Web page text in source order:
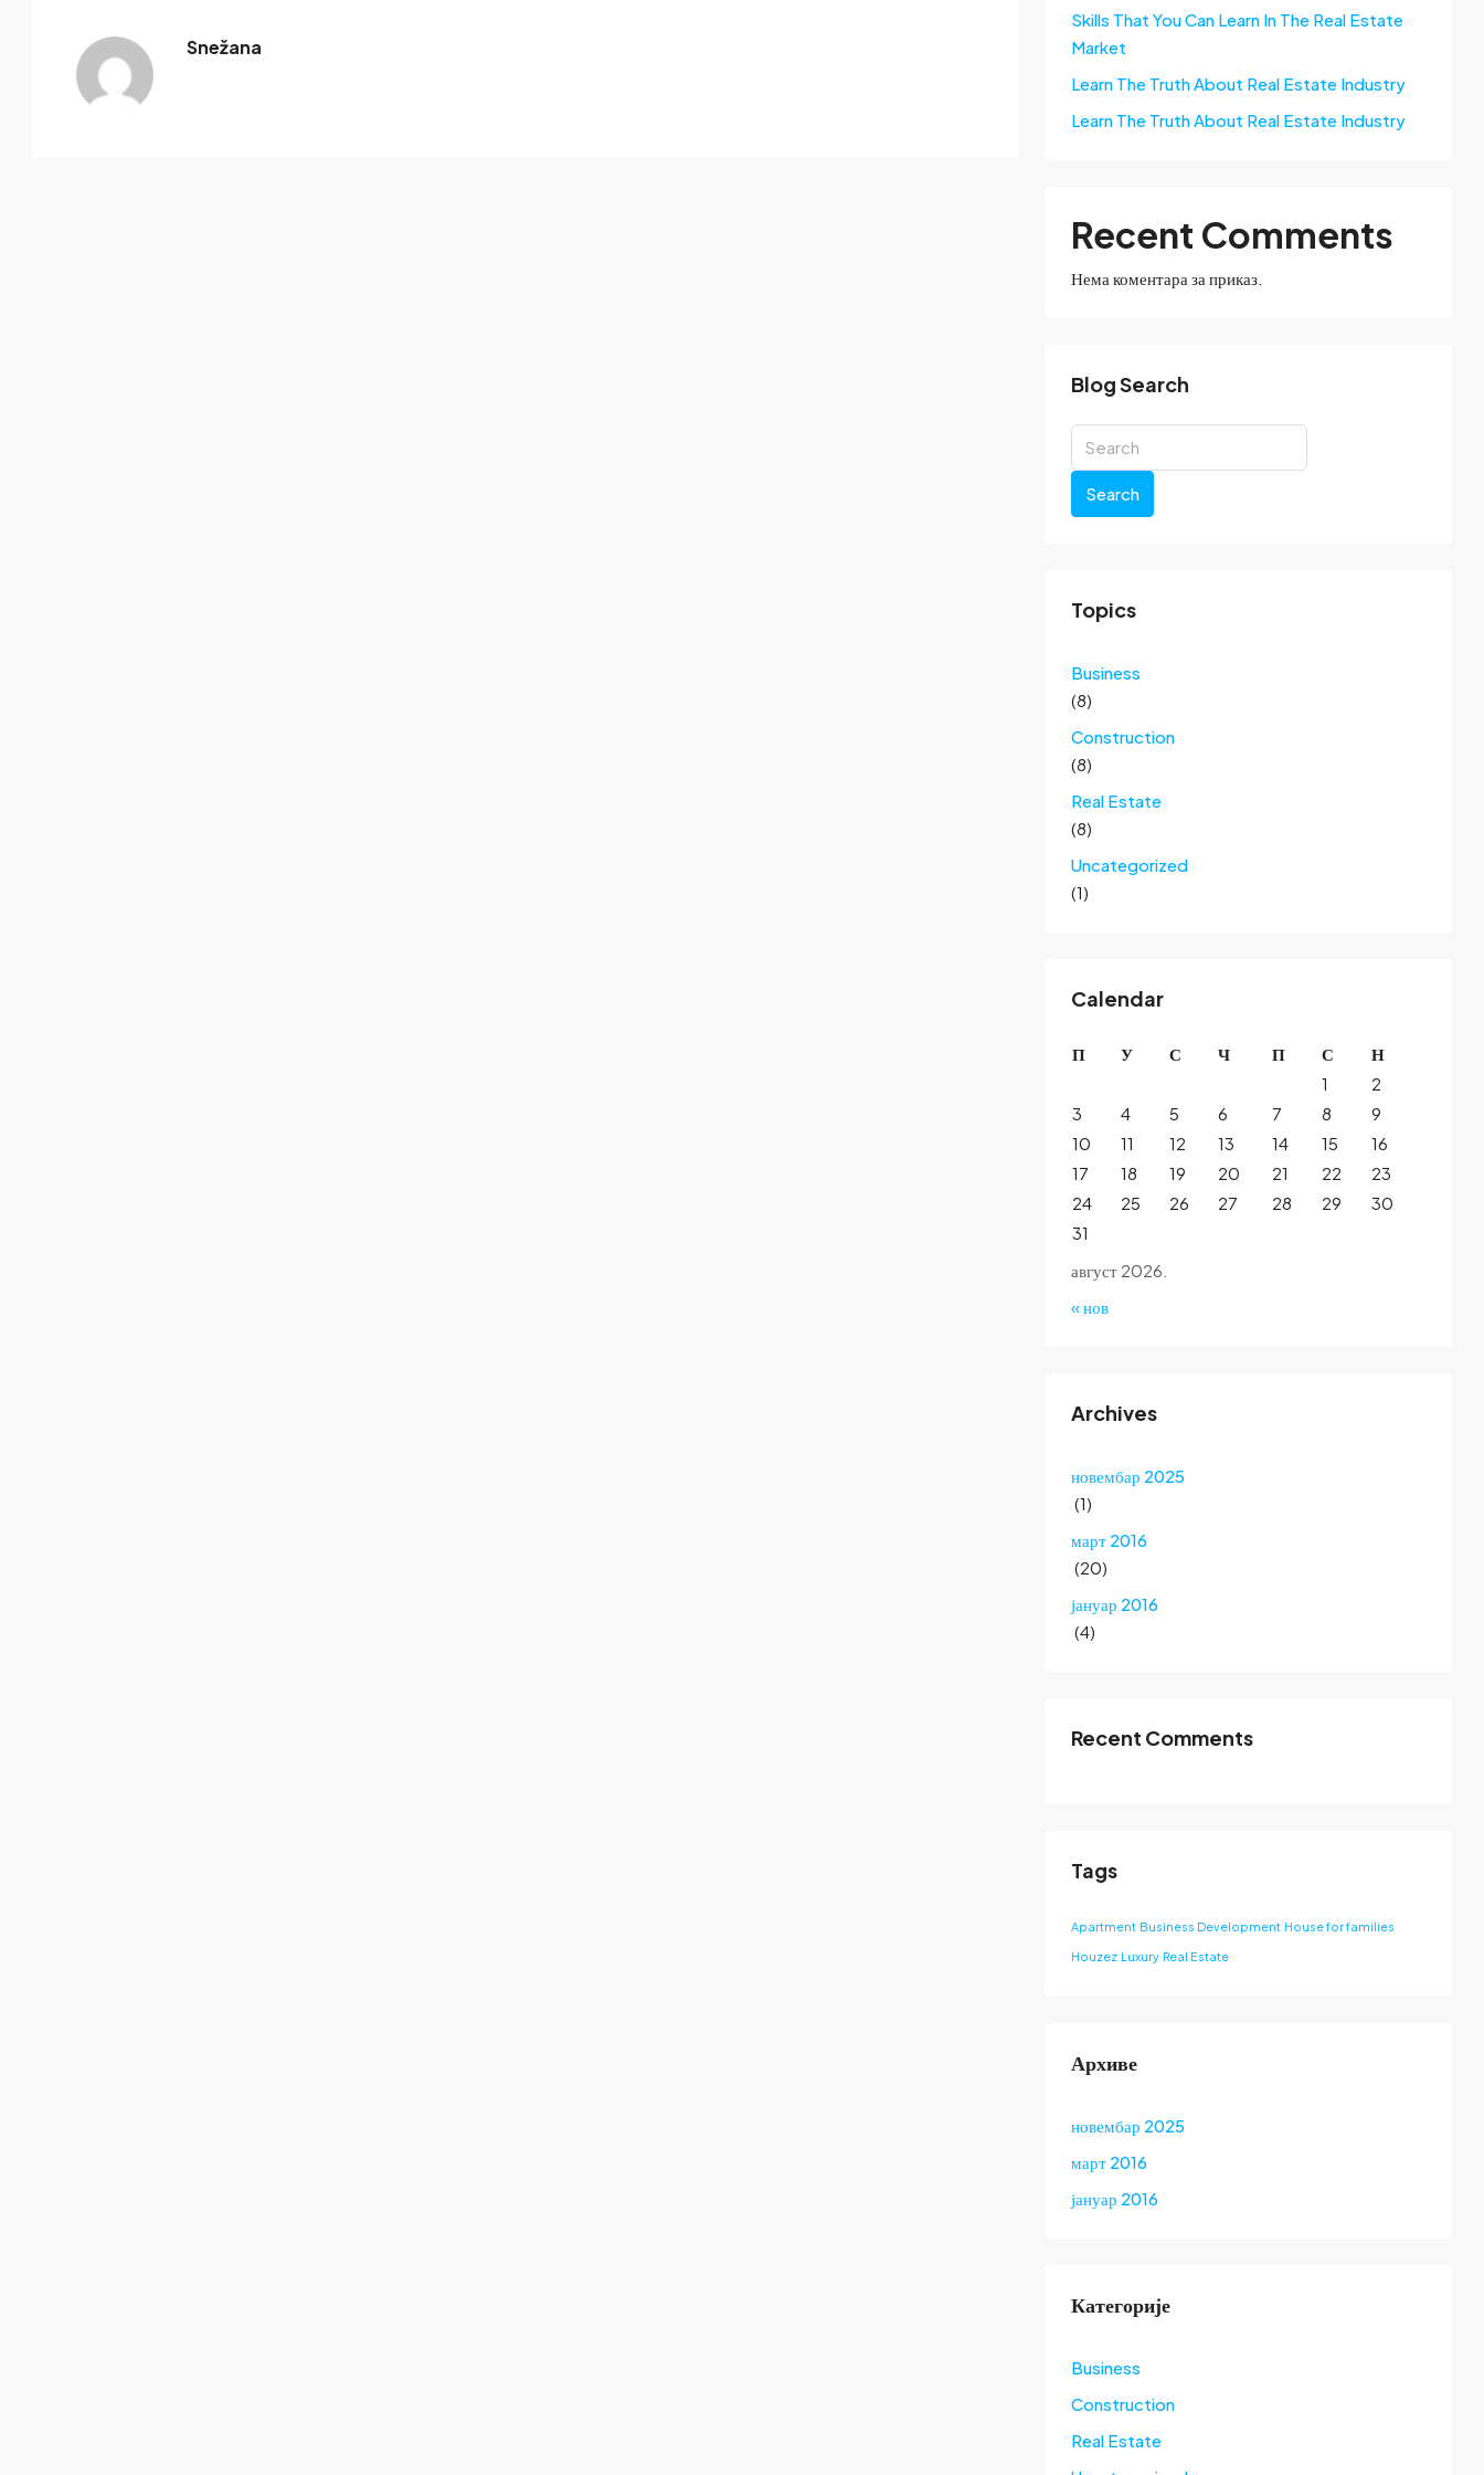
Snežana
Skills That You Can Learn In The Real Estate
Market
Learn The Truth About Real Estate Industry
Learn The Truth About Real Estate Industry
Recent Comments
Нема коментара за приказ.
Blog Search
Search
Topics
Business
(8)
Construction
(8)
Real Estate
(8)
Uncategorized
(1)
Calendar
август 2026.
П У С Ч П С
Н
1
2
3
4 5 6 7 8
9
10
11 12 13 14 15
16
17
18 19 20 21 22
23
24
25 26 27 28 29
30
31
« нов
Archives
новембар 2025
(1)
март 2016
(20)
јануар 2016
(4)
Recent Comments
Tags
Apartment Business Development House for families
Houzez Luxury Real Estate
Архиве
новембар 2025
март 2016
јануар 2016
Категорије
Business
Construction
Real Estate